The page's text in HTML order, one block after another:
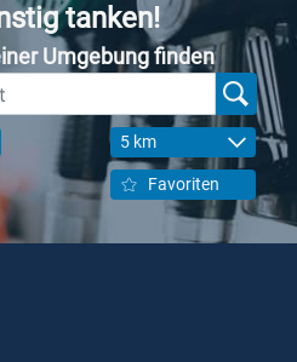
tanken!
Umgebung finden
5 km
Favoriten